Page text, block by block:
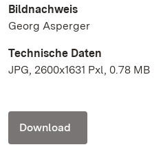
Bildnachweis
Georg Asperger
Technische Daten
JPG, 2600x1631 Pxl, 0.78 MB
Download